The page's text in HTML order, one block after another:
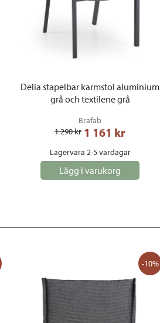
Delia stapelbar karmstol aluminium
grå och textilene grå
Brafab
1 290 kr 1 161 kr
Lagervara 2-5 vardagar
Lägg i varukorg
-10%